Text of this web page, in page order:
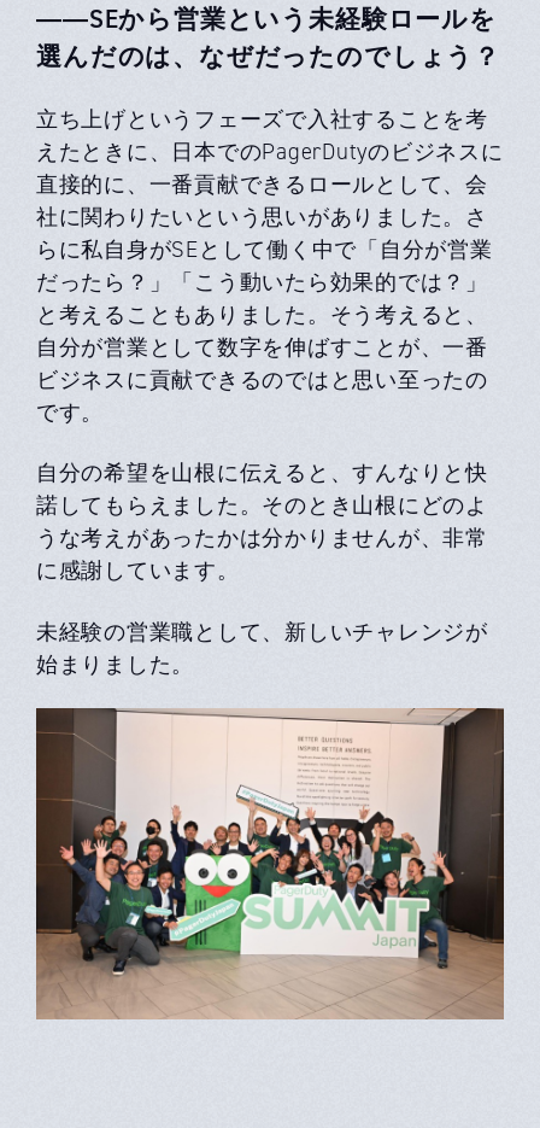
――SEから営業という未経験ロールを
選んだのは、なぜだったのでしょう？
立ち上げというフェーズで入社することを考
えたときに、日本でのPagerDutyのビジネスに
直接的に、一番貢献できるロールとして、会
社に関わりたいという思いがありました。さ
らに私自身がSEとして働く中で「自分が営業
だったら？」「こう動いたら効果的では？」
と考えることもありました。そう考えると、
自分が営業として数字を伸ばすことが、一番
ビジネスに貢献できるのではと思い至ったの
です。
自分の希望を山根に伝えると、すんなりと快
諾してもらえました。そのとき山根にどのよ
うな考えがあったかは分かりませんが、非常
に感謝しています。
未経験の営業職として、新しいチャレンジが
始まりました。